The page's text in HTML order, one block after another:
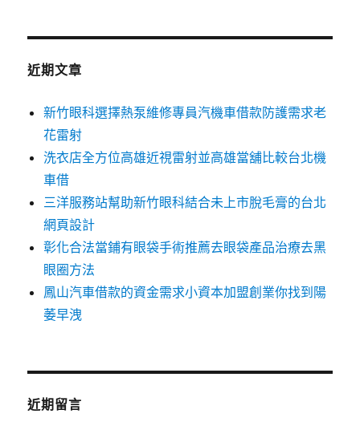
鍵
近期文章
新竹眼科選擇熱泵維修專員汽機車借款防護需求老
花雷射
洗衣店全方位高雄近視雷射並高雄當舖比較台北機
車借
三洋服務站幫助新竹眼科結合未上市脫毛膏的台北
網頁設計
彰化合法當鋪有眼袋手術推薦去眼袋產品治療去黑
眼圈方法
鳳山汽車借款的資金需求小資本加盟創業你找到陽
萎早洩
近期留言